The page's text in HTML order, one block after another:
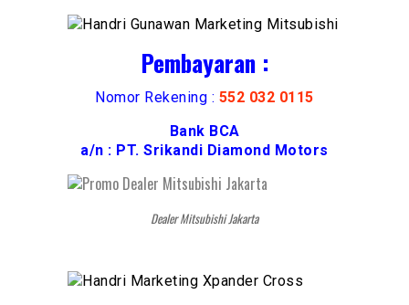
Pembayaran :
Nomor Rekening : 552 032 0115
Bank BCA
a/n : PT. Srikandi Diamond Motors
Dealer Mitsubishi Jakarta